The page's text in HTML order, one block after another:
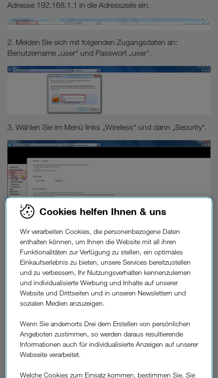
Adresse 192.168.1.1 in die Adresszeile ein.
2. Melden Sie sich mit folgenden Zugangsdaten an:
Benutzername „user“ und Passwort „user“.
3. Wählen Sie im Menü links „Wireless“ und dann „Security“.
4. Geben Sie im Feld „WPA/WAPI passphrase:“ Ihr neues
Passwort ein (mindestens 8 Zeichen, idealerweise mit Groß-
und Kleinbuchstaben, Zahlen und Sonderzeichen).
Cookies helfen Ihnen & uns
Wir verarbeiten Cookies, die personenbezogene Daten
enthalten können, um Ihnen die Website mit all ihren
Funktionalitäten zur Verfügung zu stellen, ein optimales
Einkaufserlebnis zu bieten, unsere Services bereitzustellen
und zu verbessern, Ihr Nutzungsverhalten kennenzulernen
und individualisierte Werbung und Inhalte auf unserer
Website und Drittseiten und in unseren Newslettern und
sozialen Medien anzuzeigen.
Wenn Sie andernorts Drei dem Erstellen von persönlichen
Angeboten zustimmen, so werden daraus resultierende
Informationen auch für individualisierte Anzeigen auf unserer
Webseite verarbeitet.
Welche Cookies zum Einsatz kommen, bestimmen Sie. Sie